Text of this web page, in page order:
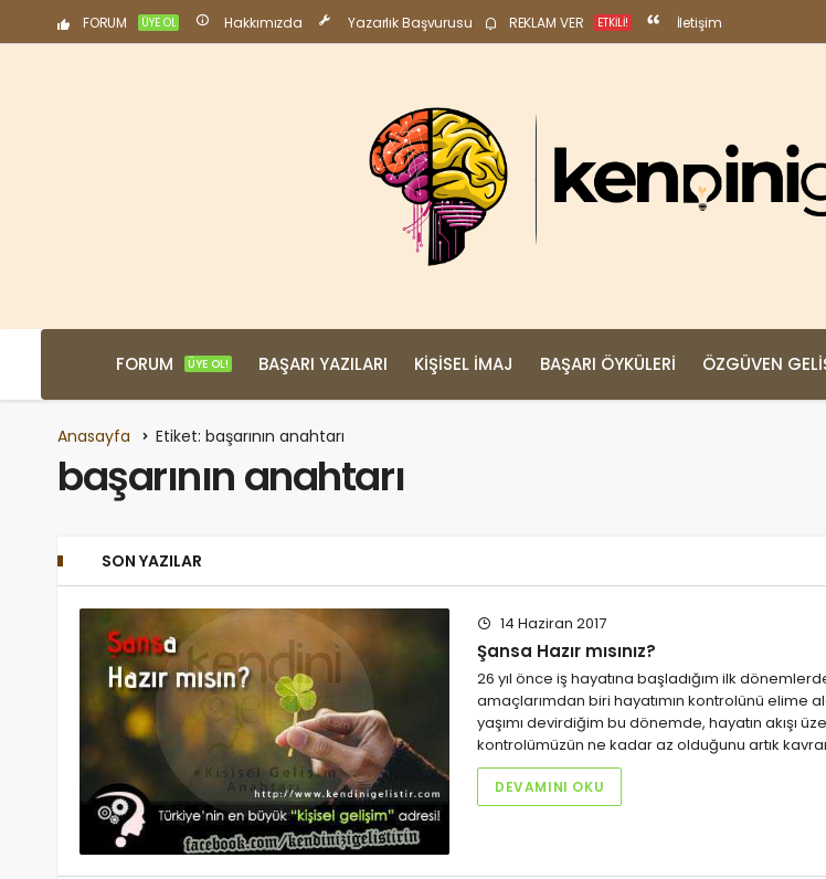
FORUM ÜYE OL Hakkımızda Yazarlık Başvurusu REKLAM VER ETKILI! İletişim
FORUM ÜYE OL! BAŞARI YAZILARI KIŞISEL İMAJ BAŞARI ÖYKÜLERI ÖZGÜVEN
Anasayfa Etiket: başarının anahtarı
başarının anahtarı
SON YAZILAR
14 Haziran 2017
Şansa Hazır mısınız?
26 yıl önce iş hayatına başladığım ilk
amaçlarımdan biri hayatımın kontrolünü elime
yaşımı devirdiğim bu dönemde, hayatın akışı
kontrolümüzün ne kadar az olduğunu artık
DEVAMINI OKU